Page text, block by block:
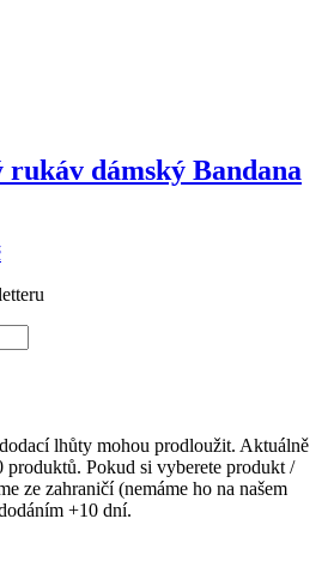
rukáv dámský Bandana
Aktuální
je:
lhůty mohou prodloužit. Aktuálně
produktů. Pokud si vyberete produkt /
ze zahraničí (nemáme ho na našem
+10 dní.